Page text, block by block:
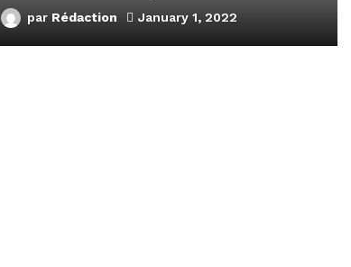
par Rédaction January 1, 2022